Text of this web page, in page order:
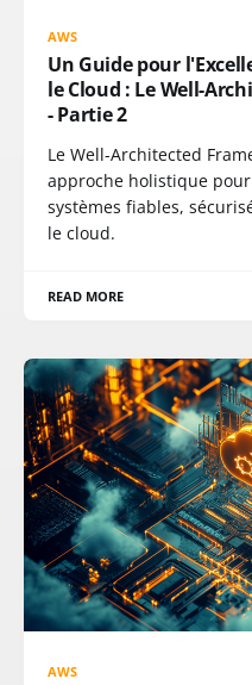
AWS
Un Guide pour
le Cloud : Le Well-
- Partie 2
Le Well-Architected
approche holistique
systèmes fiables,
le cloud.
READ MORE
AWS